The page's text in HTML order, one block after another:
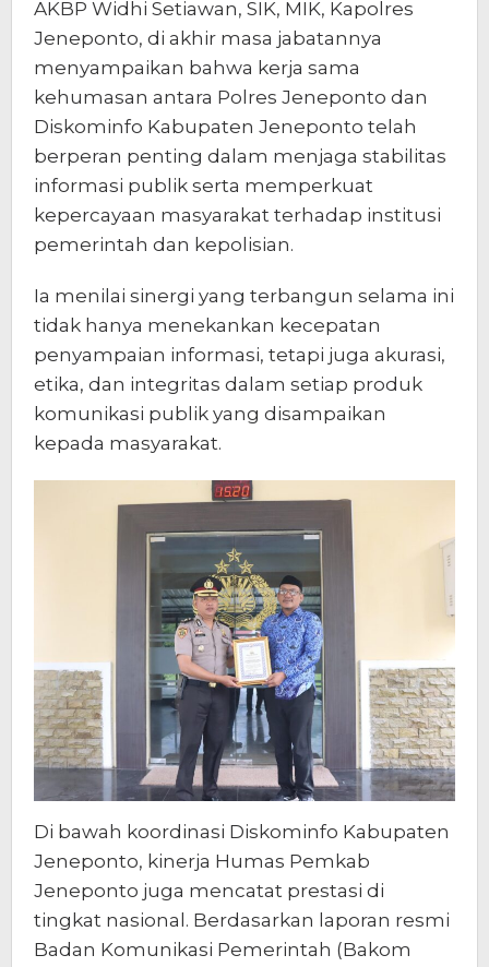
AKBP Widhi Setiawan, SIK, MIK, Kapolres
Jeneponto, di akhir masa jabatannya
menyampaikan bahwa kerja sama
kehumasan antara Polres Jeneponto dan
Diskominfo Kabupaten Jeneponto telah
berperan penting dalam menjaga stabilitas
informasi publik serta memperkuat
kepercayaan masyarakat terhadap institusi
pemerintah dan kepolisian.
Ia menilai sinergi yang terbangun selama ini
tidak hanya menekankan kecepatan
penyampaian informasi, tetapi juga akurasi,
etika, dan integritas dalam setiap produk
komunikasi publik yang disampaikan
kepada masyarakat.
Di bawah koordinasi Diskominfo Kabupaten
Jeneponto, kinerja Humas Pemkab
Jeneponto juga mencatat prestasi di
tingkat nasional. Berdasarkan laporan resmi
Badan Komunikasi Pemerintah (Bakom